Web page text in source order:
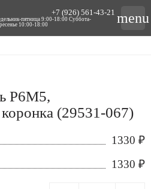
Р6М5,
(29531-067)
1330 ₽
1330 ₽
+7 (926) 561-43-21
пятница 9:00-18:00 Суббота-
10:00-18:00
menu